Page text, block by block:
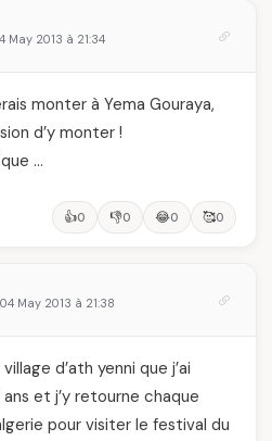
May 2013 à 21:34
monter à Yema Gouraya,
d’y monter !
…
👍0 👎0 😂0 🥰0
May 2013 à 21:38
d’ath yenni que j’ai
et j’y retourne chaque
pour visiter le festival du